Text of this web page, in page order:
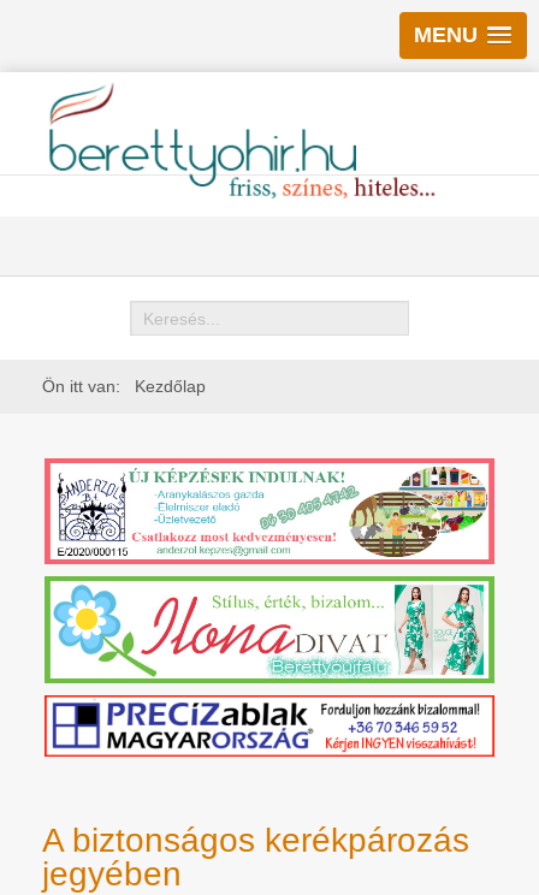
MENU
Keresés
Ön itt van: Kezdőlap
A biztonságos kerékpározás
jegyében